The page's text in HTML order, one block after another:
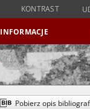
KONTRAST
INFORMACJE
Pobierz opis